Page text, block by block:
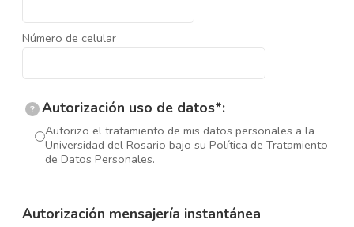
Número de celular
? Autorización uso de datos*:
Autorizo el tratamiento de mis datos personales a la
Universidad del Rosario bajo su Política de Tratamiento
de Datos Personales.
Autorización mensajería instantánea